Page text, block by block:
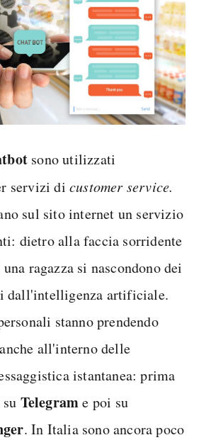
sono utilizzati
servizi di customer service.
sul sito internet un servizio
dietro alla faccia sorridente
ragazza si nascondono dei
dall'intelligenza artificiale.
stanno prendendo
all'interno delle
istantanea: prima
Telegrame poi su
. In Italia sono ancora poco